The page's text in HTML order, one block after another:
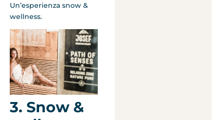
Un’esperienza snow &
wellness.
3. Snow &